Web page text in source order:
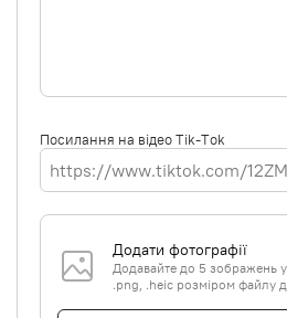
Посилання на відео Tik-Tok
Додати фотографії
Додавайте до 5 зображень
.png, .heic розміром файлу